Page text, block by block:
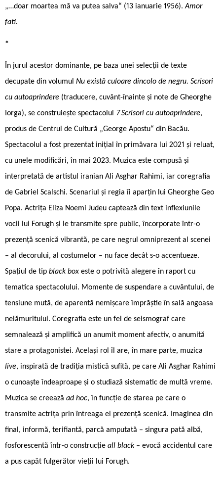
„…doar moartea mă va putea salva“ (13 ianuarie 1956).Amor
fati.
*
În jurul acestor dominante, pe baza unei selecţii de texte
decupate din volumul Nu există culoare dincolo de negru. Scrisori
cu autoaprindere (traducere, cuvânt-înainte și note de Gheorghe
Iorga), se construiește spectacolul 7 Scrisori cu autoaprindere,
produs de Centrul de Cultură „George Apostu“ din Bacău.
Spectacolul a fost prezentat inițial în primăvara lui 2021 și reluat,
cu unele modificări, în mai 2023. Muzica este compusă și
interpretată de artistul iranian Ali Asghar Rahimi, iar coregrafia
de Gabriel Scalschi. Scenariul și regia îi aparțin lui Gheorghe Geo
Popa. Actrița Eliza Noemi Judeu captează din text inflexiunile
vocii lui Forugh și le transmite spre public, încorporate într-o
prezență scenică vibrantă, pe care negrul omniprezent al scenei
– al decorului, al costumelor – nu face decât s-o accentueze.
Spațiul de tip black box este o potrivită alegere în raport cu
tematica spectacolului. Momente de suspendare a cuvântului, de
tensiune mută, de aparentă nemişcare împrăştie în sală angoasa
nelămuritului. Coregrafia este un fel de seismograf care
semnalează şi amplifică un anumit moment afectiv, o anumită
stare a protagonistei. Acelaşi rol îl are, în mare parte, muzica
live, inspirată de tradiția mistică sufită, pe care Ali Asghar Rahimi
o cunoaște îndeaproape și o studiază sistematic de multă vreme.
Muzica se creează ad hoc, în funcție de starea pe care o
transmite actrița prin întreaga ei prezență scenică. Imaginea din
final, informă, terifiantă, parcă amputată – singura pată albă,
fosforescentă într-o construcție all black – evocă accidentul care
a pus capăt fulgerător vieții lui Forugh.